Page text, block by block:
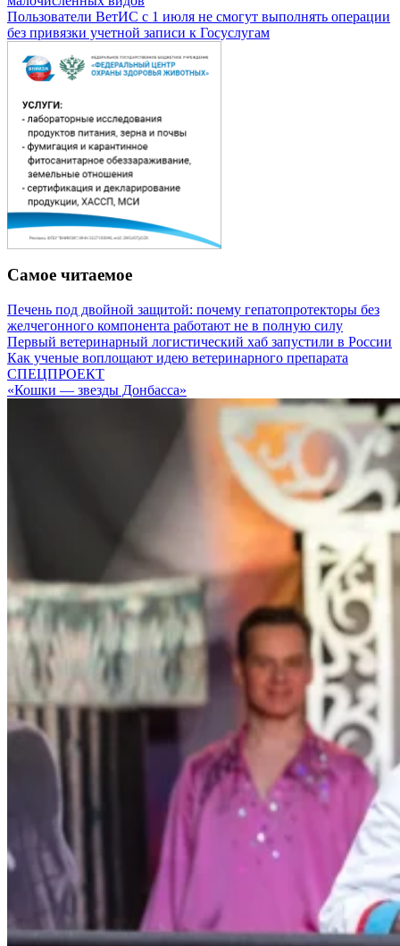
Пользователи ВетИС с 1 июля не смогут выполнять операции
без привязки учетной записи к Госуслугам
Самое читаемое
Печень под двойной защитой: почему гепатопротекторы без
желчегонного компонента работают не в полную силу
Первый ветеринарный логистический хаб запустили в России
Как ученые воплощают идею ветеринарного препарата
СПЕЦПРОЕКТ
«Кошки — звезды Донбасса»